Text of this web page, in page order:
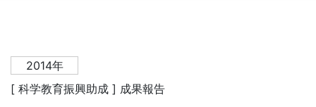
2014年
[ 科学教育振興助成 ] 成果報告